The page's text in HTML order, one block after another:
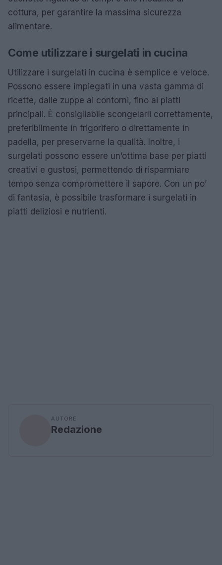
cottura, per garantire la massima sicurezza
alimentare.
Come utilizzare i surgelati in cucina
Utilizzare i surgelati in cucina è semplice e veloce.
Possono essere impiegati in una vasta gamma di
ricette, dalle zuppe ai contorni, fino ai piatti
principali. È consigliabile scongelarli correttamente,
preferibilmente in frigorifero o direttamente in
padella, per preservarne la qualità. Inoltre, i
surgelati possono essere un’ottima base per piatti
creativi e gustosi, permettendo di risparmiare
tempo senza compromettere il sapore. Con un po’
di fantasia, è possibile trasformare i surgelati in
piatti deliziosi e nutrienti.
AUTORE
Redazione